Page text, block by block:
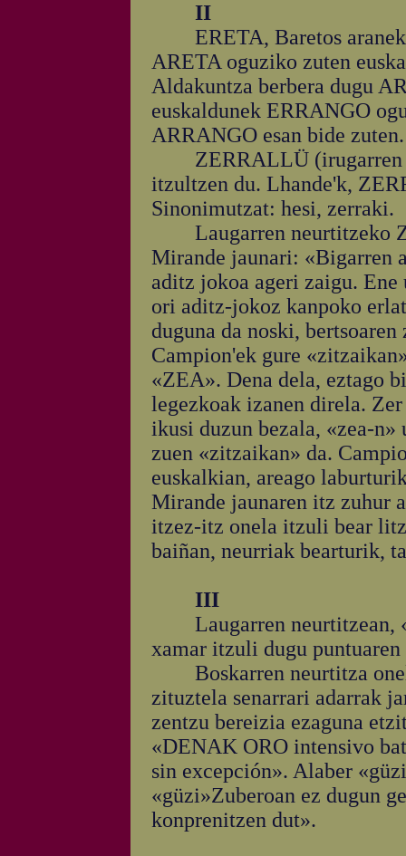
II
ERETA, Baretos
ARETA oguziko zuten
Aldakuntza berbera dugu
euskaldunek ERRANGO
ARRANGO esan bide zuten.
ZERRALLÜ (irugarren
itzultzen du. Lhande'k,
Sinonimutzat: hesi, zerraki.
Laugarren neurtitzeko
Mirande jaunari: «Bigarren
aditz jokoa ageri zaigu.
ori aditz-jokoz kanpoko
duguna da noski,
Campion'ek gure
«ZEA». Dena dela, eztago
legezkoak izanen direla.
ikusi duzun bezala, «zea-
zuen «zitzaikan» da.
euskalkian, areago
Mirande jaunaren itz zuhur
itzez-itz onela itzuli bear
baiñan, neurriak bearturik,
III
Laugarren neurtitzean,
xamar itzuli dugu puntuaren
Boskarren neurtitza
zituztela senarrari adarrak
zentzu bereizia ezaguna
«DENAK ORO intensivo
sin excepción». Alaber
«güzi»Zuberoan ez dugun
konprenitzen dut».